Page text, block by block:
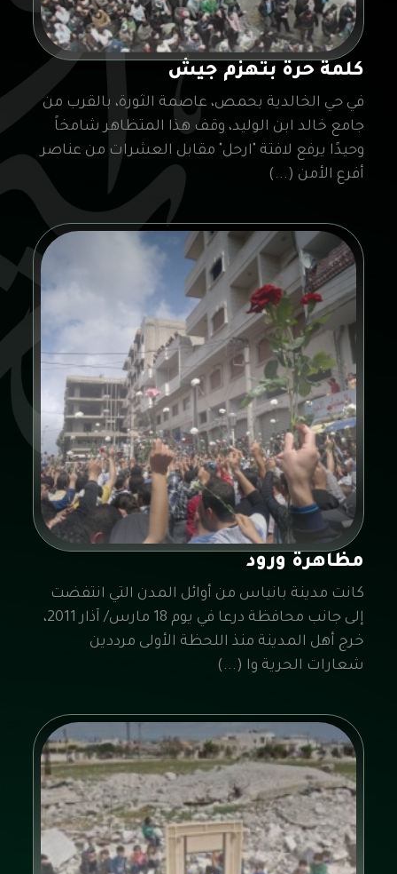
كلمة حرة بتهزم جيش
في حي الخالدية بحمص، عاصمة الثورة، بالقرب من
جامع خالد ابن الوليد، وقف هذا المتظاهر شامخاً
وحيدًا يرفع لافتة "ارحل" مقابل العشرات من عناصر
أفرع الأمن (...)
مظاهرة ورود
كانت مدينة بانياس من أوائل المدن التي انتفضت
إلى جانب محافظة درعا في يوم 18 مارس/ آذار 2011،
خرج أهل المدينة منذ اللحظة الأولى مرددين
شعارات الحرية وا (...)